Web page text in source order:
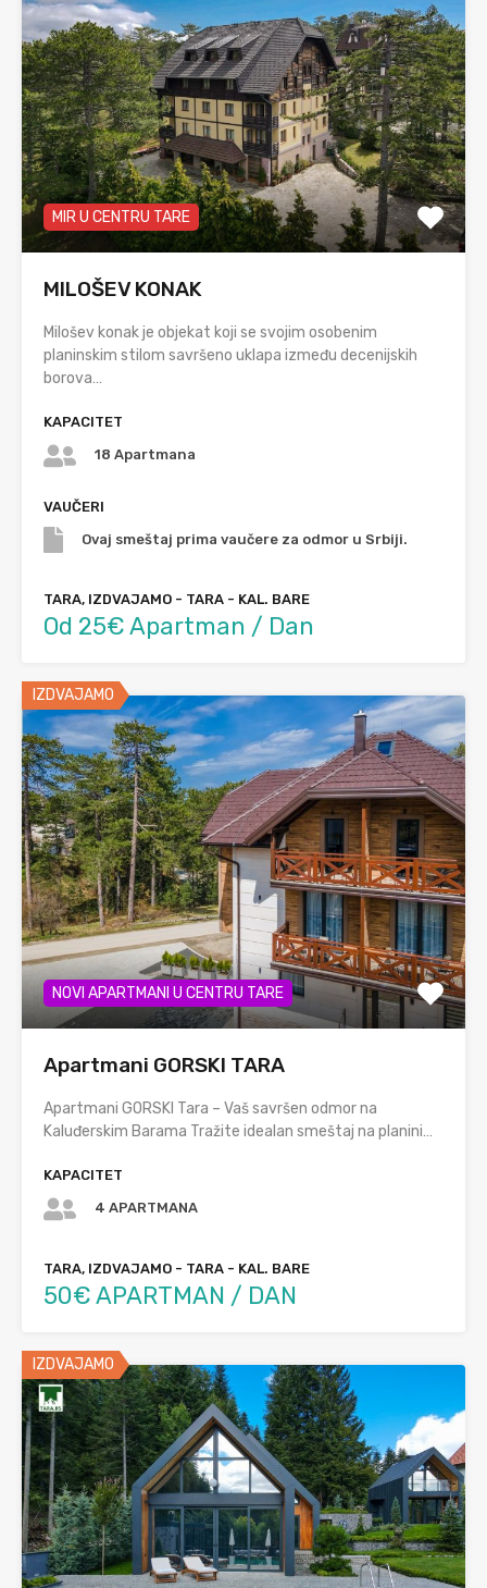
MIR U CENTRU TARE
MILOŠEV KONAK
Milošev konak je objekat koji se svojim osobenim
planinskim stilom savršeno uklapa između decenijskih
borova…
KAPACITET
18 Apartmana
VAUČERI
Ovaj smeštaj prima vaučere za odmor u Srbiji.
TARA, IZDVAJAMO - TARA - KAL. BARE
Od 25€ Apartman / Dan
IZDVAJAMO
NOVI APARTMANI U CENTRU TARE
Apartmani GORSKI TARA
Apartmani GORSKI Tara – Vaš savršen odmor na
Kaluđerskim Barama Tražite idealan smeštaj na planini…
KAPACITET
4 APARTMANA
TARA, IZDVAJAMO - TARA - KAL. BARE
50€ APARTMAN / DAN
IZDVAJAMO